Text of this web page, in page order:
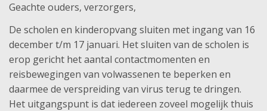
Geachte ouders, verzorgers,
De scholen en kinderopvang sluiten met ingang van 16
december t/m 17 januari. Het sluiten van de scholen is
erop gericht het aantal contactmomenten en
reisbewegingen van volwassenen te beperken en
daarmee de verspreiding van virus terug te dringen.
Het uitgangspunt is dat iedereen zoveel mogelijk thuis